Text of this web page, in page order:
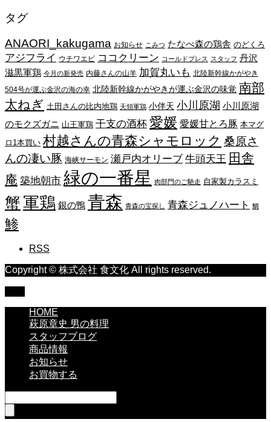
カ
ブ
タグ
ANAORI_kakugama お知らせ こみつ たなべ森の鶏舎 のどくろ
アジフライ ウチワエビ ココクリーン コールドプレス スタッフ 丹沢
滋黒軍鶏 今月の新発売 内藤さんの山羊 加賀丸いも 北陸新幹線かがやき
504号が運ぶ金沢の海の幸 北陸新幹線かがやきが運ぶ金沢の味覚 南部
太ねぎ 土田さんの比内地鶏 天領軍鶏 小伴天 小川原湖 小川原湖
のモクズガニ 山王軍鶏 干支の酒杯 愛媛 愛媛甘とろ豚 本マグ
ロ1本買い 村越さんの青森シャモロック 桑原さ
んの凄い豚 海峡サーモン 瀬戸内オリーブ 牛頭天王 田舎
庵 築地朝市 緑の一番星 肉部門のご馳走 自家製カラスミ
蟹軍鶏 銀の鴨 青森 青森の宝探し 青森ジュノハート 鯛
鯵
RSS
Copyright © 株式会社 食文化 All rights reserved.
HOME
萩原章史 男の料理
スタッフブログ
商品情報
お知らせ
お買物する